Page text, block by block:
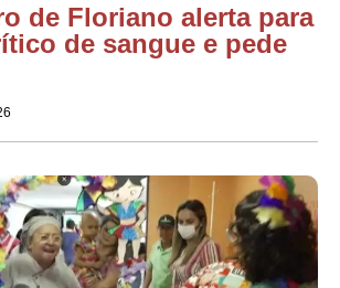
de Floriano alerta para
de sangue e pede